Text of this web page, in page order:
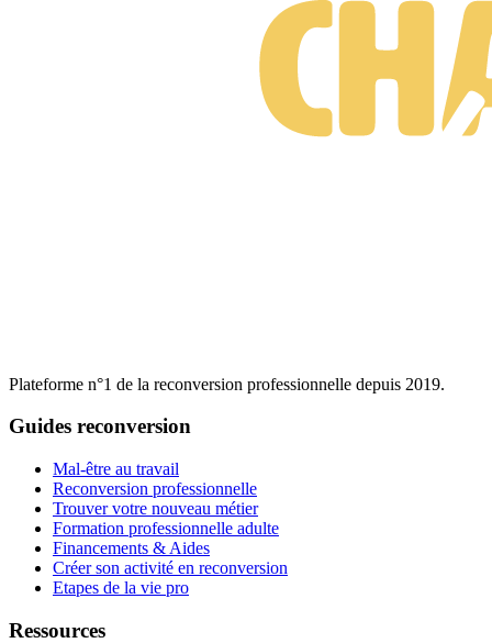
Plateforme n°1 de la reconversion professionnelle depuis 2019.
Guides reconversion
Mal-être au travail
Reconversion professionnelle
Trouver votre nouveau métier
Formation professionnelle adulte
Financements & Aides
Créer son activité en reconversion
Etapes de la vie pro
Ressources